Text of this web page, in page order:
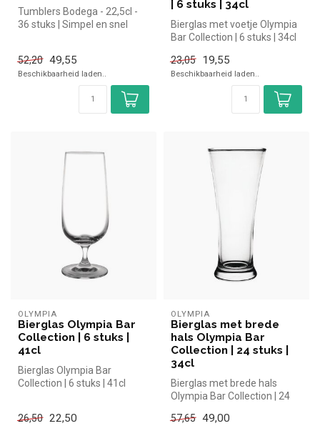
Tumblers Bodega - 22,5cl -
36 stuks | Simpel en snel
52,20 49,55
Beschikbaarheid laden..
| 6 stuks | 34cl
Bierglas met voetje Olympia
Bar Collection | 6 stuks | 34cl
23,05
19,55
Beschikbaarheid laden..
OLYMPIA
Bierglas Olympia Bar
Collection | 6 stuks |
41cl
Bierglas Olympia Bar
Collection | 6 stuks | 41cl
26,50 22,50
OLYMPIA
Bierglas met brede
hals Olympia Bar
Collection | 24 stuks |
34cl
Bierglas met brede hals
Olympia Bar Collection | 24
57,65 49,00